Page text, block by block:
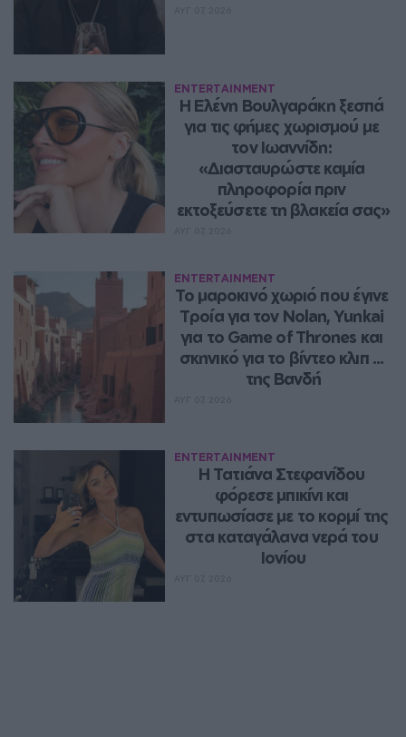
ENTERTAINMENT
Η Ελένη Βουλγαράκη ξεσπά
για τις φήμες χωρισμού με
τον Ιωαννίδη:
«Διασταυρώστε καμία
πληροφορία πριν
εκτοξεύσετε τη βλακεία σας»
ENTERTAINMENT
Το μαροκινό χωριό που έγινε
Τροία για τον Nolan, Yunkai
για το Game of Thrones και
σκηνικό για το βίντεο κλιπ ...
της Βανδή
ENTERTAINMENT
Η Τατιάνα Στεφανίδου
φόρεσε μπικίνι και
εντυπωσίασε με το κορμί της
στα καταγάλανα νερά του
Ιονίου